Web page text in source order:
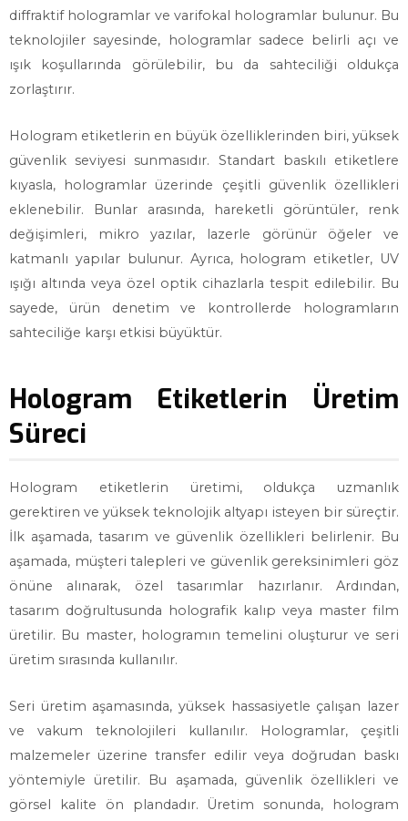
diffraktif hologramlar ve varifokal hologramlar bulunur. Bu
teknolojiler sayesinde, hologramlar sadece belirli açı ve
ışık koşullarında görülebilir, bu da sahteciliği oldukça
zorlaştırır.
Hologram etiketlerin en büyük özelliklerinden biri, yüksek
güvenlik seviyesi sunmasıdır. Standart baskılı etiketlere
kıyasla, hologramlar üzerinde çeşitli güvenlik özellikleri
eklenebilir. Bunlar arasında, hareketli görüntüler, renk
değişimleri, mikro yazılar, lazerle görünür öğeler ve
katmanlı yapılar bulunur. Ayrıca, hologram etiketler, UV
ışığı altında veya özel optik cihazlarla tespit edilebilir. Bu
sayede, ürün denetim ve kontrollerde hologramların
sahteciliğe karşı etkisi büyüktür.
Hologram Etiketlerin Üretim
Süreci
Hologram etiketlerin üretimi, oldukça uzmanlık
gerektiren ve yüksek teknolojik altyapı isteyen bir süreçtir.
İlk aşamada, tasarım ve güvenlik özellikleri belirlenir. Bu
aşamada, müşteri talepleri ve güvenlik gereksinimleri göz
önüne alınarak, özel tasarımlar hazırlanır. Ardından,
tasarım doğrultusunda holografik kalıp veya master film
üretilir. Bu master, hologramın temelini oluşturur ve seri
üretim sırasında kullanılır.
Seri üretim aşamasında, yüksek hassasiyetle çalışan lazer
ve vakum teknolojileri kullanılır. Hologramlar, çeşitli
malzemeler üzerine transfer edilir veya doğrudan baskı
yöntemiyle üretilir. Bu aşamada, güvenlik özellikleri ve
görsel kalite ön plandadır. Üretim sonunda, hologram